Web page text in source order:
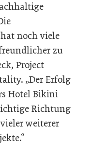
noch viele
zu
Project
„Der Erfolg
Hotel Bikini
Richtung
weiterer